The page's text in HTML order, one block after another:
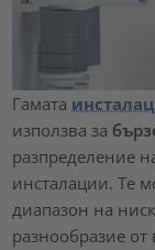
Гамата
използва за
разпределение
инсталации. Те
диапазон на
разнообразие